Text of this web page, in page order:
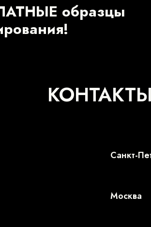
образцы
КОНТАКТЫ
Санкт-
Москва